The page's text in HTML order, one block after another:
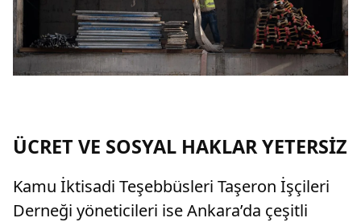
ÜCRET VE SOSYAL HAKLAR YETERSİZ
Kamu İktisadi Teşebbüsleri Taşeron İşçileri
Derneği yöneticileri ise Ankara’da çeşitli